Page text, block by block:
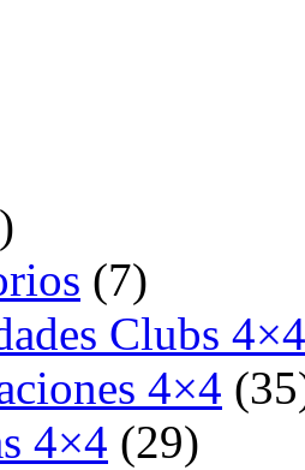
(7)
Clubs 4×4
4×4
4×4 (29)